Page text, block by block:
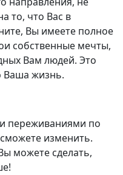
то, что Вас в
Вы имеете полное
собственные мечты,
Вам людей. Это
Ваша жизнь.
переживаниями по
изменить.
можете сделать,